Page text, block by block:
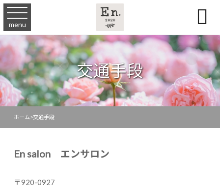
menu 
交通手段
ホーム >交通手段
En salon エンサロン
〒920-0927